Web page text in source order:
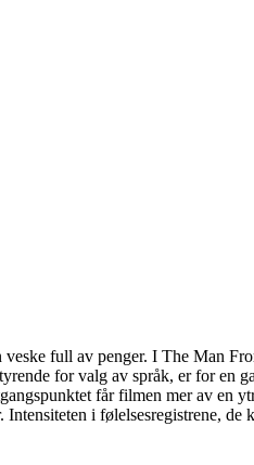
full av penger. I The Man
for valg av språk, er for en
får filmen mer av en
i følelsesregistrene,